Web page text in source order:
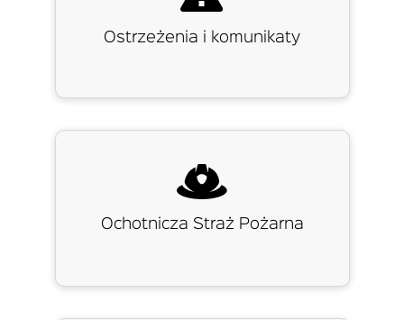
Ostrzeżenia i komunikaty
Ochotnicza Straż Pożarna